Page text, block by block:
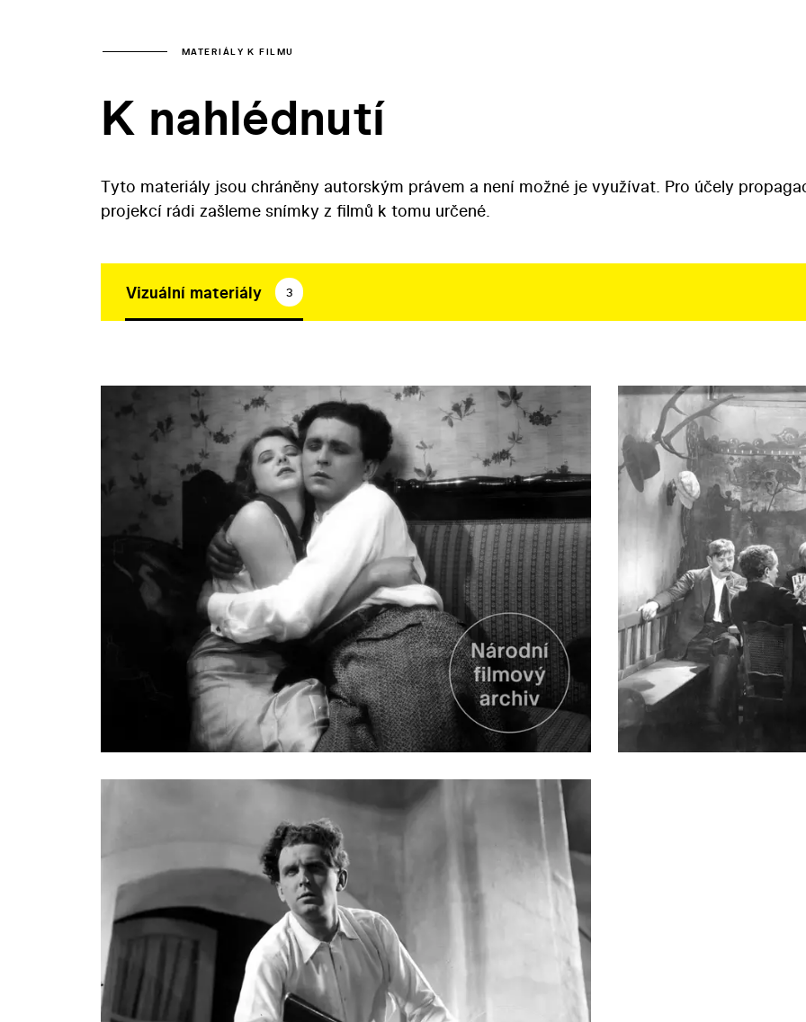
MATERIÁLY K FILMU
K nahlédnutí
Tyto materiály jsou chráněny autorským právem a není možné je využívat. Pro účely
projekcí rádi zašleme snímky z filmů k tomu určené.
Vizuální materiály 3